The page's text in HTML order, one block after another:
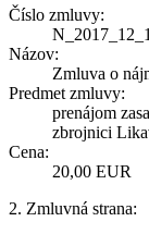
Číslo zmluvy:
Názov:
Zmluva o
Predmet zmluvy:
prenájom
zbrojnici
Cena:
20,00 EUR
2. Zmluvná strana: